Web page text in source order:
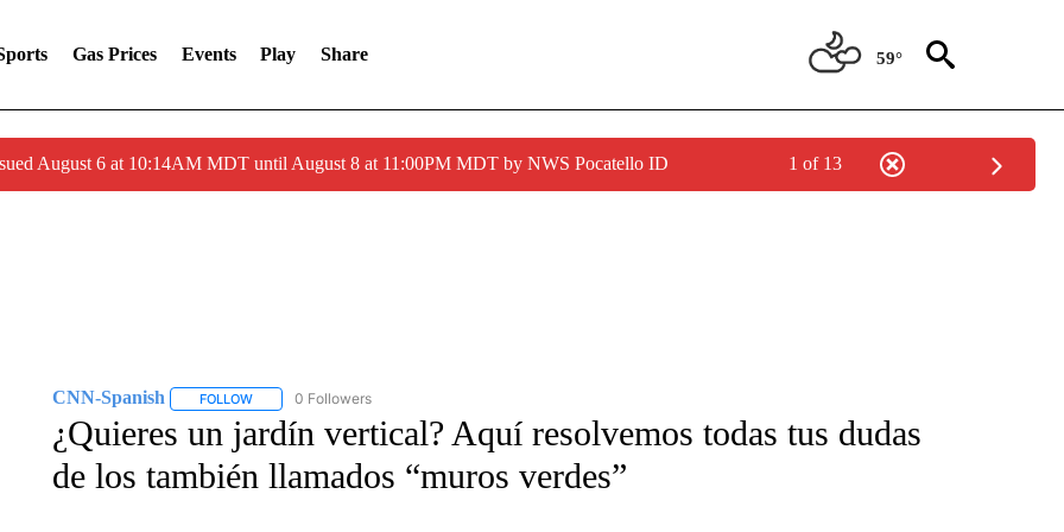
Gas Prices Events Play Share 59°
August 6 at 10:14AM MDT until August 8 at 11:00PM MDT by NWS Pocatello ID 1 of 13
CNN-Spanish FOLLOWFOLLOW "CNN-SPANISH" TO RECEIVE NOTIFICATIONS ABOUT NEW PAGES ON "CNN-SPANISH".
0 Followers
¿Quieres un jardín vertical? Aquí resolvemos todas tus dudas
de los también llamados “muros verdes”